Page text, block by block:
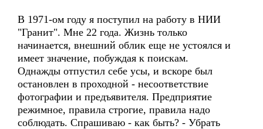
В 1971-ом году я поступил на работу в НИИ
"Гранит". Мне 22 года. Жизнь только
начинается, внешний облик еще не устоялся и
имеет значение, побуждая к поискам.
Однажды отпустил себе усы, и вскоре был
остановлен в проходной - несоответствие
фотографии и предъявителя. Предприятие
режимное, правила строгие, правила надо
соблюдать. Спрашиваю - как быть? - Убрать